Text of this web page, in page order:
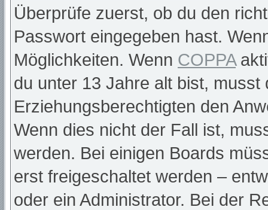
Überprüfe zuerst, ob du den
Passwort eingegeben hast.
Möglichkeiten. Wenn COPPA
du unter 13 Jahre alt bist,
Erziehungsberechtigten den
Wenn dies nicht der Fall ist,
werden. Bei einigen Boards
erst freigeschaltet werden –
oder ein Administrator. Bei der